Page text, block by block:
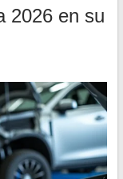
2026 en su